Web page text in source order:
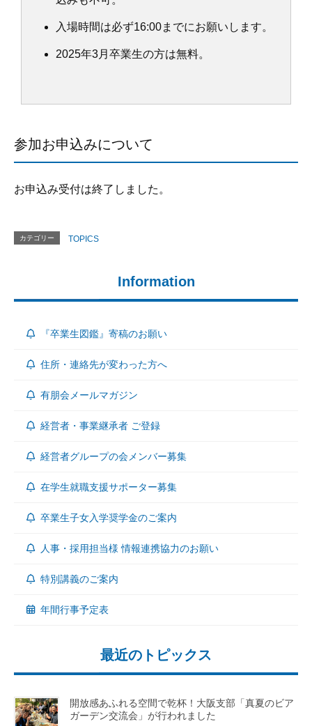
入場時間は必ず16:00までにお願いします。
2025年3月卒業生の方は無料。
参加お申込みについて
お申込み受付は終了しました。
カテゴリー TOPICS
Information
『卒業生図鑑』寄稿のお願い
住所・連絡先が変わった方へ
有朋会メールマガジン
経営者・事業継承者 ご登録
経営者グループの会メンバー募集
在学生就職支援サポーター募集
卒業生子女入学奨学金のご案内
人事・採用担当様 情報連携協力のお願い
特別講義のご案内
年間行事予定表
最近のトピックス
開放感あふれる空間で乾杯！大阪支部「真夏のビア
ガーデン交流会」が行われました